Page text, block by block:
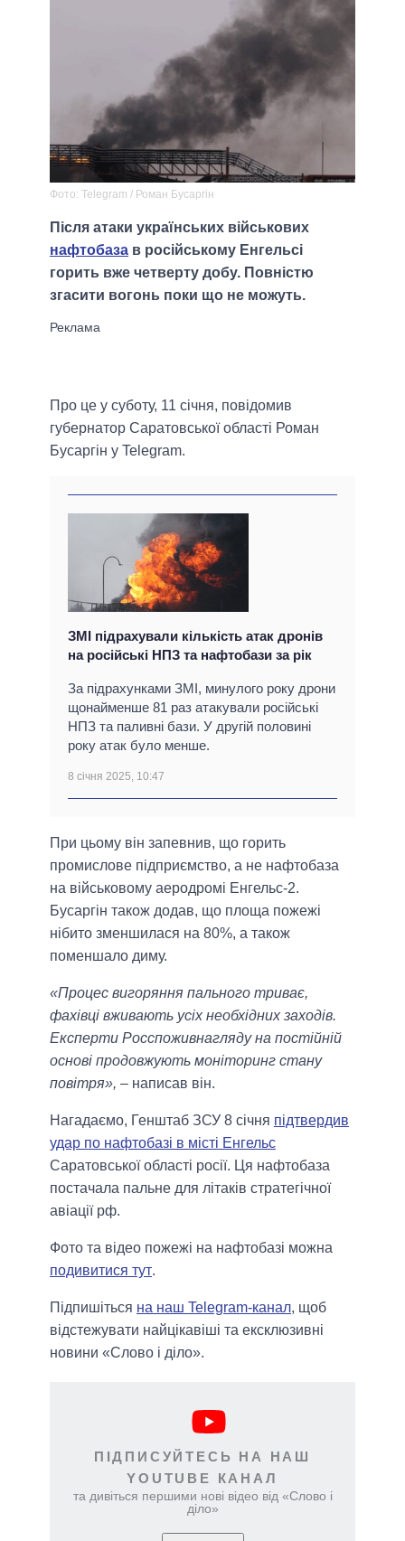
Фото: Telegram / Роман Бусаргін
Після атаки українських військових
нафтобаза в російському Енгельсі
горить вже четверту добу. Повністю
згасити вогонь поки що не можуть.
Про це у суботу, 11 січня, повідомив
губернатор Саратовської області Роман
Бусаргін у Telegram.
ЗМІ підрахували кількість атак дронів
на російські НПЗ та нафтобази за рік
За підрахунками ЗМІ, минулого року дрони
щонайменше 81 раз атакували російські
НПЗ та паливні бази. У другій половині
року атак було менше.
8 січня 2025, 10:47
При цьому він запевнив, що горить
промислове підприємство, а не нафтобаза
на військовому аеродромі Енгельс-2.
Бусаргін також додав, що площа пожежі
нібито зменшилася на 80%, а також
поменшало диму.
«Процес вигоряння пального триває,
фахівці вживають усіх необхідних заходів.
Експерти Росспоживнагляду на постійній
основі продовжують моніторинг стану
повітря», – написав він.
Нагадаємо, Генштаб ЗСУ 8 січня підтвердив
удар по нафтобазі в місті Енгельс
Саратовської області росії. Ця нафтобаза
постачала пальне для літаків стратегічної
авіації рф.
Фото та відео пожежі на нафтобазі можна
подивитися тут.
Підпишіться на наш Telegram-канал, щоб
відстежувати найцікавіші та ексклюзивні
новини «Слово і діло».
ПІДПИСУЙТЕСЬ НА НАШ
YOUTUBE КАНАЛ
та дивіться першими нові відео від «Слово і
діло»